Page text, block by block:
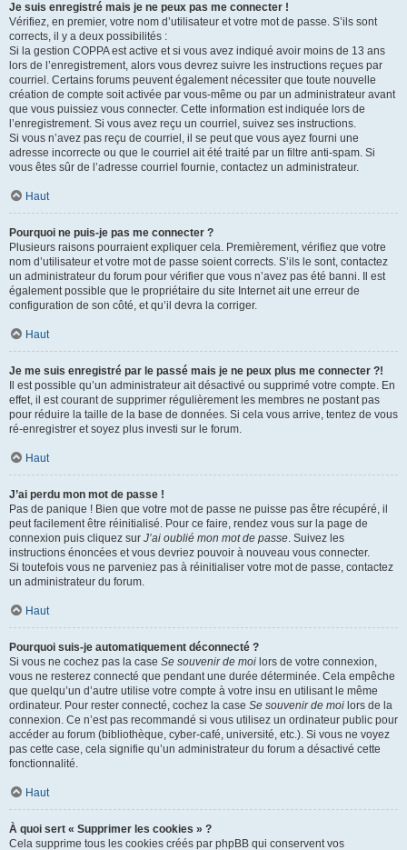
Je suis enregistré mais je ne peux pas me connecter !
Vérifiez, en premier, votre nom d’utilisateur et votre mot de passe. S’ils sont
corrects, il y a deux possibilités :
Si la gestion COPPA est active et si vous avez indiqué avoir moins de 13 ans
lors de l’enregistrement, alors vous devrez suivre les instructions reçues par
courriel. Certains forums peuvent également nécessiter que toute nouvelle
création de compte soit activée par vous-même ou par un administrateur avant
que vous puissiez vous connecter. Cette information est indiquée lors de
l’enregistrement. Si vous avez reçu un courriel, suivez ses instructions.
Si vous n’avez pas reçu de courriel, il se peut que vous ayez fourni une
adresse incorrecte ou que le courriel ait été traité par un filtre anti-spam. Si
vous êtes sûr de l’adresse courriel fournie, contactez un administrateur.
Haut
Pourquoi ne puis-je pas me connecter ?
Plusieurs raisons pourraient expliquer cela. Premièrement, vérifiez que votre
nom d’utilisateur et votre mot de passe soient corrects. S’ils le sont, contactez
un administrateur du forum pour vérifier que vous n’avez pas été banni. Il est
également possible que le propriétaire du site Internet ait une erreur de
configuration de son côté, et qu’il devra la corriger.
Haut
Je me suis enregistré par le passé mais je ne peux plus me connecter ?!
Il est possible qu’un administrateur ait désactivé ou supprimé votre compte. En
effet, il est courant de supprimer régulièrement les membres ne postant pas
pour réduire la taille de la base de données. Si cela vous arrive, tentez de vous
ré-enregistrer et soyez plus investi sur le forum.
Haut
J’ai perdu mon mot de passe !
Pas de panique ! Bien que votre mot de passe ne puisse pas être récupéré, il
peut facilement être réinitialisé. Pour ce faire, rendez vous sur la page de
connexion puis cliquez sur J’ai oublié mon mot de passe. Suivez les
instructions énoncées et vous devriez pouvoir à nouveau vous connecter.
Si toutefois vous ne parveniez pas à réinitialiser votre mot de passe, contactez
un administrateur du forum.
Haut
Pourquoi suis-je automatiquement déconnecté ?
Si vous ne cochez pas la case Se souvenir de moi lors de votre connexion,
vous ne resterez connecté que pendant une durée déterminée. Cela empêche
que quelqu’un d’autre utilise votre compte à votre insu en utilisant le même
ordinateur. Pour rester connecté, cochez la case Se souvenir de moi lors de la
connexion. Ce n’est pas recommandé si vous utilisez un ordinateur public pour
accéder au forum (bibliothèque, cyber-café, université, etc.). Si vous ne voyez
pas cette case, cela signifie qu’un administrateur du forum a désactivé cette
fonctionnalité.
Haut
À quoi sert « Supprimer les cookies » ?
Cela supprime tous les cookies créés par phpBB qui conservent vos